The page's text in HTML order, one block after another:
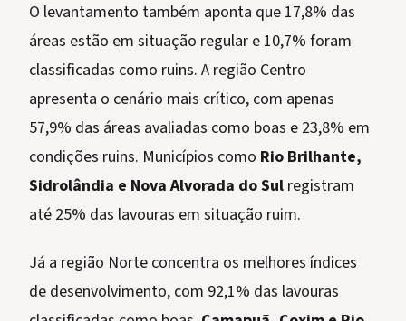
O levantamento também aponta que 17,8% das
áreas estão em situação regular e 10,7% foram
classificadas como ruins. A região Centro
apresenta o cenário mais crítico, com apenas
57,9% das áreas avaliadas como boas e 23,8% em
condições ruins. Municípios como Rio Brilhante,
Sidrolândia e Nova Alvorada do Sul registram
até 25% das lavouras em situação ruim.
Já a região Norte concentra os melhores índices
de desenvolvimento, com 92,1% das lavouras